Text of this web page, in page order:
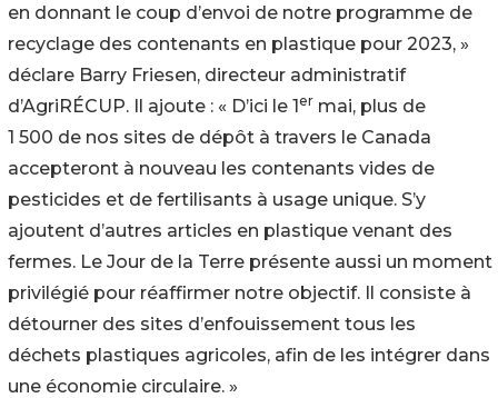
en donnant le coup d’envoi de notre programme de
recyclage des contenants en plastique pour 2023, »
déclare Barry Friesen, directeur administratif
d’AgriRÉCUP. Il ajoute : « D’ici le 1er mai, plus de
1 500 de nos sites de dépôt à travers le Canada
accepteront à nouveau les contenants vides de
pesticides et de fertilisants à usage unique. S’y
ajoutent d’autres articles en plastique venant des
fermes. Le Jour de la Terre présente aussi un moment
privilégié pour réaffirmer notre objectif. Il consiste à
détourner des sites d’enfouissement tous les
déchets plastiques agricoles, afin de les intégrer dans
une économie circulaire. »